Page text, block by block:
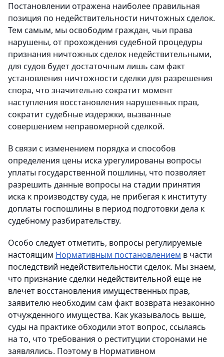
Постановлении отражена наиболее правильная
позиция по недействительности ничтожных сделок.
Тем самым, мы освободим граждан, чьи права
нарушены, от прохождения судебной процедуры
признания ничтожных сделок недействительными,
для судов будет достаточным лишь сам факт
установления ничтожности сделки для разрешения
спора, что значительно сократит момент
наступления восстановления нарушенных прав,
сократит судебные издержки, вызванные
совершением неправомерной сделкой.
В связи с изменением порядка и способов
определения цены иска урегулированы вопросы
уплаты государственной пошлины, что позволяет
разрешить данные вопросы на стадии принятия
иска к производству суда, не прибегая к институту
доплаты госпошлины в период подготовки дела к
судебному разбирательству.
Особо следует отметить, вопросы регулируемые
настоящим Нормативным постановлением в части
последствий недействительности сделок. Мы знаем,
что признание сделки недействительной еще не
влечет восстановления имущественных прав,
заявителю необходим сам факт возврата незаконно
отчужденного имущества. Как указывалось выше,
суды на практике обходили этот вопрос, ссылаясь
на то, что требования о реституции сторонами не
заявлялись. Поэтому в Нормативном